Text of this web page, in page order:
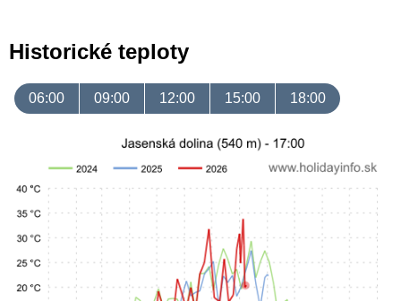
Historické teploty
06:00 09:00 12:00 15:00 18:00